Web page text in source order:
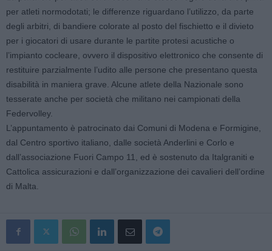
per atleti normodotati; le differenze riguardano l’utilizzo, da parte
degli arbitri, di bandiere colorate al posto del fischietto e il divieto
per i giocatori di usare durante le partite protesi acustiche o
l’impianto cocleare, ovvero il dispositivo elettronico che consente di
restituire parzialmente l’udito alle persone che presentano questa
disabilità in maniera grave. Alcune atlete della Nazionale sono
tesserate anche per società che militano nei campionati della
Federvolley.
L’appuntamento è patrocinato dai Comuni di Modena e Formigine,
dal Centro sportivo italiano, dalle società Anderlini e Corlo e
dall’associazione Fuori Campo 11, ed è sostenuto da Italgraniti e
Cattolica assicurazioni e dall’organizzazione dei cavalieri dell’ordine
di Malta.